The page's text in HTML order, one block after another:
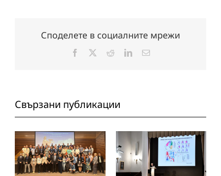
Споделете в социалните мрежи
Facebook RedditLinkedInЕлектронна
Свързани публикации